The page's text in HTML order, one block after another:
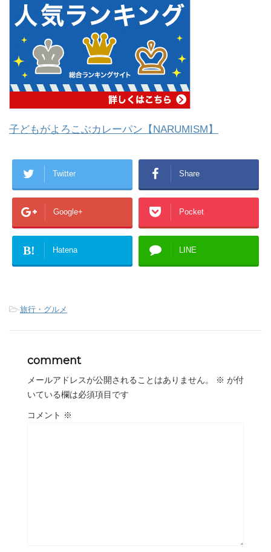
子どもがよろこぶカレーパン【NARUMISM】
Twitter Share
Google+ Pocket
B! Hatena LINE
-旅行・グルメ
comment
メールアドレスが公開されることはありません。 ※ が付
いている欄は必須項目です
コメント ※